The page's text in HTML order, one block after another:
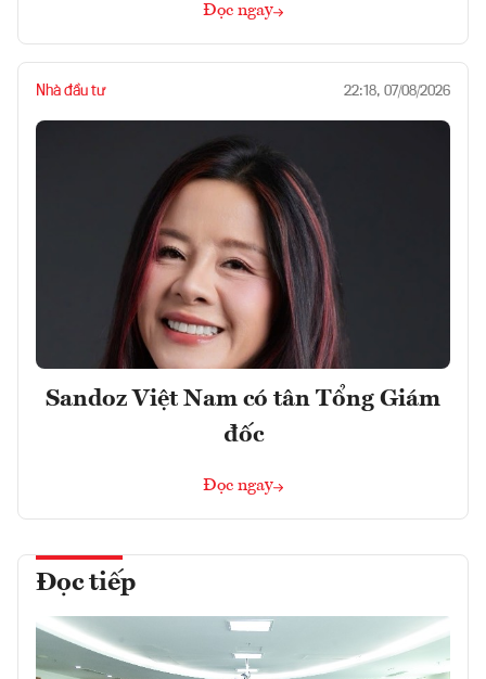
Đọc ngay
Nhà đầu tư 22:18, 07/08/2026
Sandoz Việt Nam có tân Tổng Giám
đốc
Đọc ngay
Đọc tiếp